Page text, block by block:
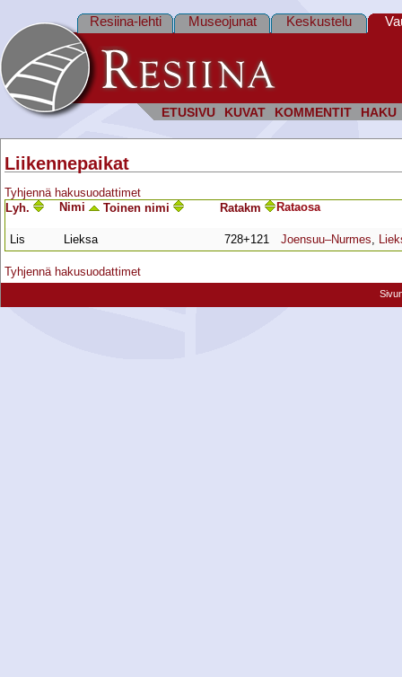
ETUSIVU KUVAT KOMMENTIT HAKU
Resiina-lehti Museojunat Keskustelu
Liikennepaikat
Tyhjennä hakusuodattimet
Lyh.
Nimi Toinen nimi Ratakm Rata­osa
Lis Lieksa 728+121 Joensuu–Nurmes,
Tyhjennä hakusuodattimet